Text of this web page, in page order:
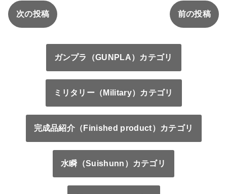
次の投稿 前の投稿
ガンプラ（GUNPLA）カテゴリ
ミリタリー（Military）カテゴリ
完成品紹介（Finished product）カテゴリ
水瞬（Suishunn）カテゴリ